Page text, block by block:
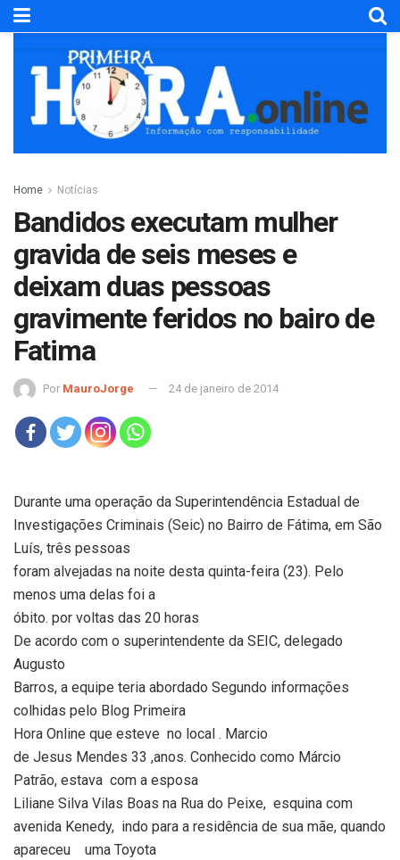
Home Notícias
Bandidos executam mulher
gravida de seis meses e
deixam duas pessoas
gravimente feridos no bairo de
Fatima
Por MauroJorge 24 de janeiro de 2014
Durante uma operação da Superintendência Estadual de
Investigações Criminais (Seic) no Bairro de Fátima, em São
Luís, três pessoas
foram alvejadas na noite desta quinta-feira (23). Pelo
menos uma delas foi a
óbito. por voltas das 20 horas
De acordo com o superintendente da SEIC, delegado
Augusto
Barros, a equipe teria abordado Segundo informações
colhidas pelo Blog Primeira
Hora Online que esteve no local . Marcio
de Jesus Mendes 33 ,anos. Conhecido como Márcio
Patrão, estava com a esposa
Liliane Silva Vilas Boas na Rua do Peixe, esquina com
avenida Kenedy, indo para a residência de sua mãe, quando
apareceu
uma Toyota